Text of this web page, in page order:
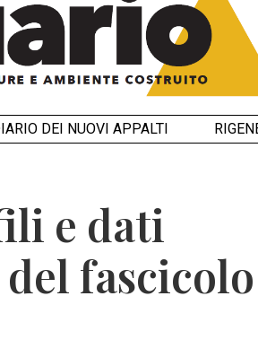
DEI NUOVI APPALTI
e dati
fascicolo